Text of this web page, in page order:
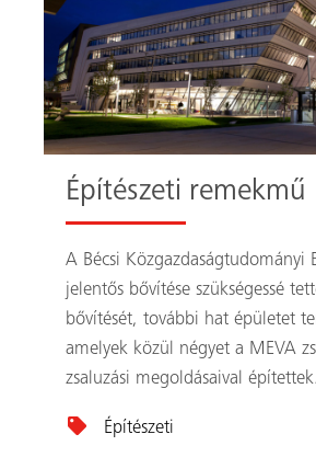
Építészeti remekmű
A Bécsi Közgazdaságtudományi
jelentős bővítése szükségessé
bővítését, további hat épületet
amelyek közül négyet a MEVA
zsaluzási megoldásaival építettek.
Építészeti